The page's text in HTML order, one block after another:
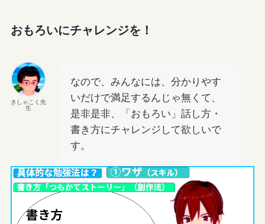
おもろいにチャレンジを！
きしゃこく先
生
なので、みんなには、分かりやす
いだけで満足するんじゃ無くて、
是非是非、「おもろい」話し方・
書き方にチャレンジして欲しいで
す。